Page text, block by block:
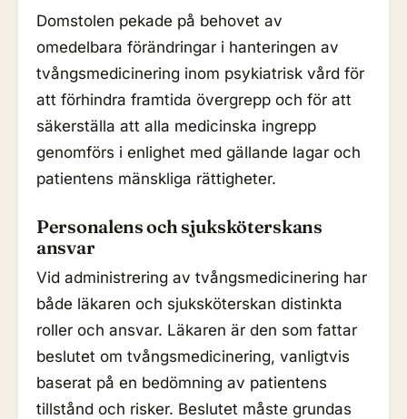
Domstolen pekade på behovet av
omedelbara förändringar i hanteringen av
tvångsmedicinering inom psykiatrisk vård för
att förhindra framtida övergrepp och för att
säkerställa att alla medicinska ingrepp
genomförs i enlighet med gällande lagar och
patientens mänskliga rättigheter.
Personalens och sjuksköterskans
ansvar
Vid administrering av tvångsmedicinering har
både läkaren och sjuksköterskan distinkta
roller och ansvar. Läkaren är den som fattar
beslutet om tvångsmedicinering, vanligtvis
baserat på en bedömning av patientens
tillstånd och risker. Beslutet måste grundas